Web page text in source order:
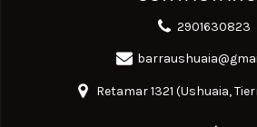
2901630823
Retamar 1321 (Ushuaia,